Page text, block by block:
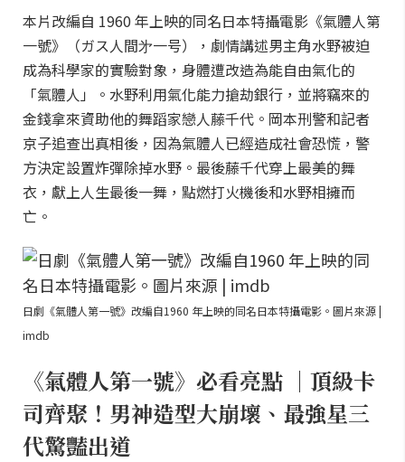
本片改編自 1960 年上映的同名日本特攝電影《氣體人第
一號》（ガス人間㐧一号），劇情講述男主角水野被迫
成為科學家的實驗對象，身體遭改造為能自由氣化的
「氣體人」。水野利用氣化能力搶劫銀行，並將竊來的
金錢拿來資助他的舞蹈家戀人藤千代。岡本刑警和記者
京子追查出真相後，因為氣體人已經造成社會恐慌，警
方決定設置炸彈除掉水野。最後藤千代穿上最美的舞
衣，獻上人生最後一舞，點燃打火機後和水野相擁而
亡。
日劇《氣體人第一號》改編自1960 年上映的同名日本特攝電影。圖片來源 |
imdb
《氣體人第一號》必看亮點 ｜頂級卡
司齊聚！男神造型大崩壞、最強星三
代驚豔出道